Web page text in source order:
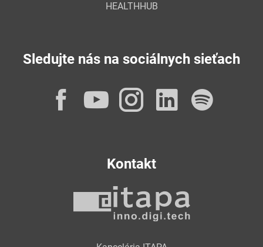
HEALTHHUB
Sledujte nás na sociálnych sieťach
Facebook
YouTube
Instagram
Kontakt